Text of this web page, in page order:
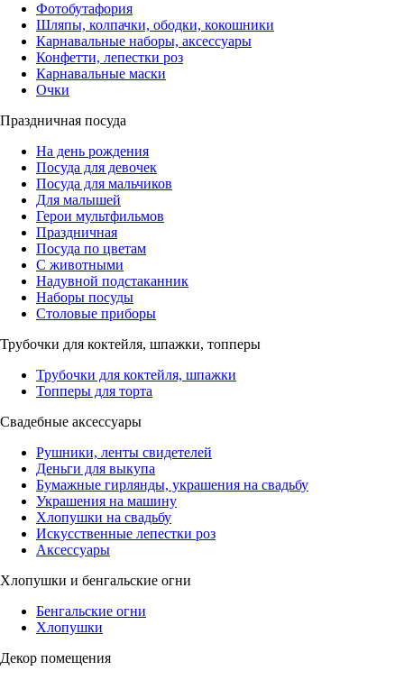
Фотобутафория
Шляпы, колпачки, ободки, кокошники
Карнавальные наборы, аксессуары
Конфетти, лепестки роз
Карнавальные маски
Очки
Праздничная посуда
На день рождения
Посуда для девочек
Посуда для мальчиков
Для малышей
Герои мультфильмов
Праздничная
Посуда по цветам
С животными
Надувной подстаканник
Наборы посуды
Столовые приборы
Трубочки для коктейля, шпажки, топперы
Трубочки для коктейля, шпажки
Топперы для торта
Свадебные аксессуары
Рушники, ленты свидетелей
Деньги для выкупа
Бумажные гирлянды, украшения на свадьбу
Украшения на машину
Хлопушки на свадьбу
Искусственные лепестки роз
Аксессуары
Хлопушки и бенгальские огни
Бенгальские огни
Хлопушки
Декор помещения